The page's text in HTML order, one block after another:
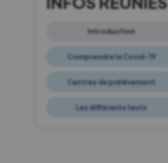
Introduction
Comprendre la Covid-19
Centres de prélèvement
Les différents tests